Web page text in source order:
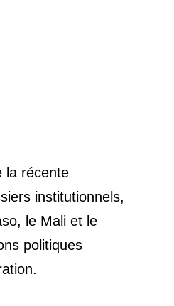
la récente
institutionnels,
le Mali et le
politiques